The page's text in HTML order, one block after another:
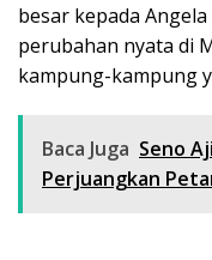
besar kepada
perubahan nyata di
kampung-kampung
Baca Juga Seno
Perjuangkan